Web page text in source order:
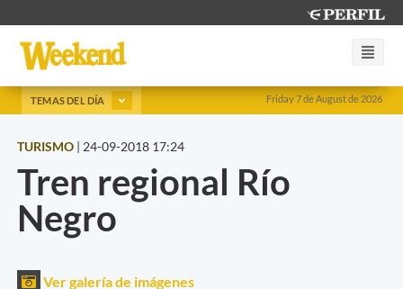
Friday 7 de August de 2026
TEMAS DEL DÍA
TURISMO | 24-09-2018 17:24
Tren regional Río
Negro
Ver galería de imágenes